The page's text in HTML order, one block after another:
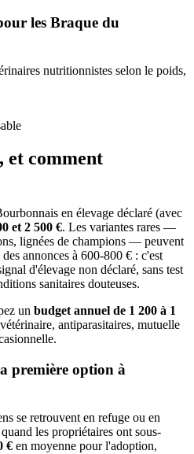
les Braque du
nutritionnistes selon le poids,
et comment
en élevage déclaré (avec
et 2 500 €. Les variantes rares —
lignées de champions — peuvent
annonces à 600-800 € : c'est
d'élevage non déclaré, sans test
sanitaires douteuses.
un budget annuel de 1 200 à 1
antiparasitaires, mutuelle
première option à
se retrouvent en refuge ou en
les propriétaires ont sous-
€ en moyenne pour l'adoption,